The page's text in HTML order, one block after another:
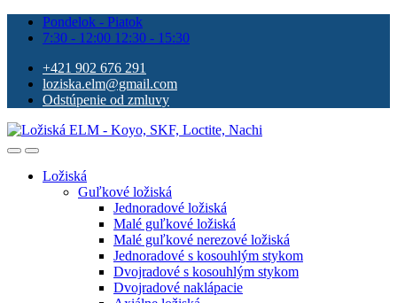
Pondelok - Piatok
7:30 - 12:00 12:30 - 15:30
+421 902 676 291
loziska.elm@gmail.com
Odstúpenie od zmluvy
Ložiská
Guľkové ložiská
Jednoradové ložiská
Malé guľkové ložiská
Malé guľkové nerezové ložiská
Jednoradové s kosouhlým stykom
Dvojradové s kosouhlým stykom
Dvojradové naklápacie